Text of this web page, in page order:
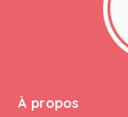
À propos